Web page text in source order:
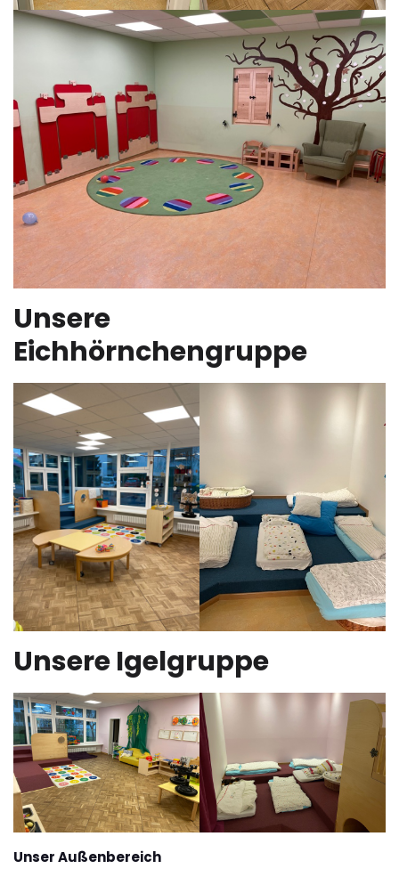
Unsere
Eichhörnchengruppe
Unsere Igelgruppe
Unser Außenbereich